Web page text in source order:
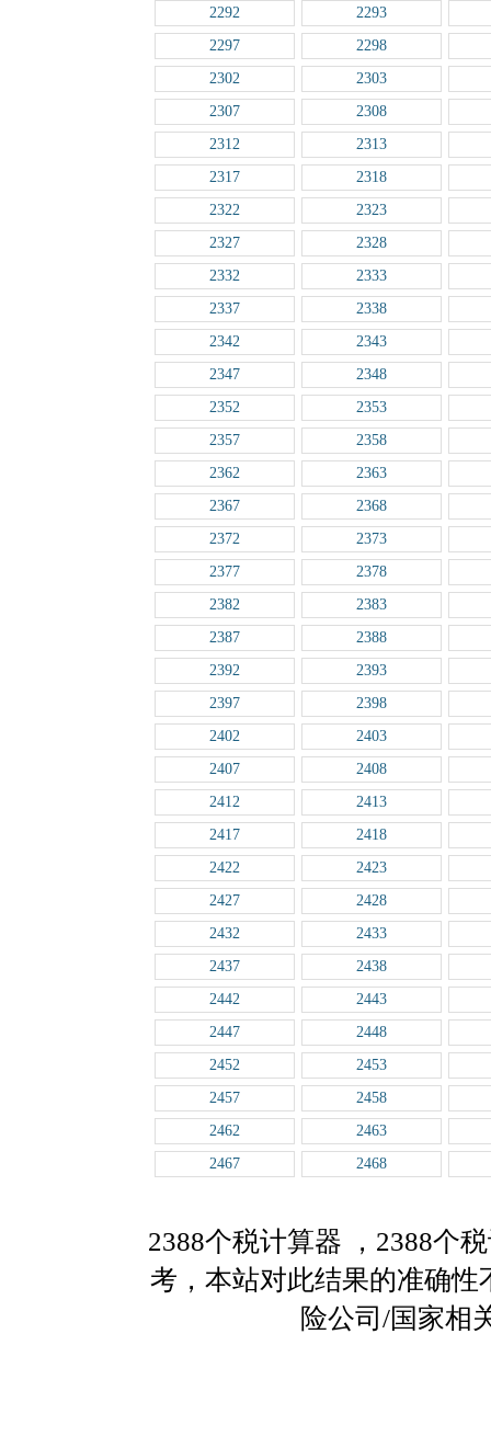
2292
2293
2297
2298
2302
2303
2307
2308
2312
2313
2317
2318
2322
2323
2327
2328
2332
2333
2337
2338
2342
2343
2347
2348
2352
2353
2357
2358
2362
2363
2367
2368
2372
2373
2377
2378
2382
2383
2387
2388
2392
2393
2397
2398
2402
2403
2407
2408
2412
2413
2417
2418
2422
2423
2427
2428
2432
2433
2437
2438
2442
2443
2447
2448
2452
2453
2457
2458
2462
2463
2467
2468
2388个税计算器
，2388个
考，本站对此结果的准确
险公司/国家相